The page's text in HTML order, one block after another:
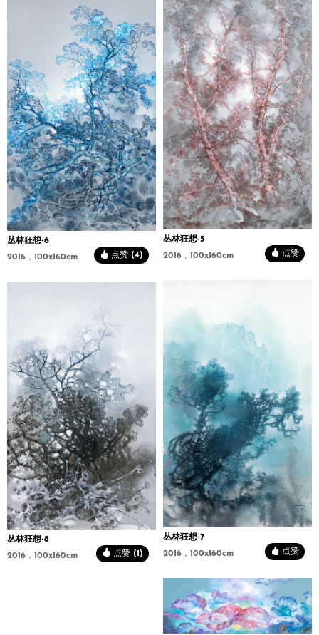
丛林狂想-5
2016，100x160cm
点赞
丛林狂想-6
2016，100x160cm
点赞 (4)
丛林狂想-7
2016，100x160cm
点赞
丛林狂想-8
2016，100x160cm
点赞 (1)